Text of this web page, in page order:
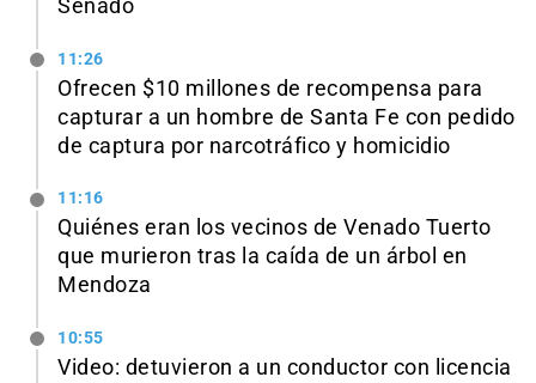
Senado
11:26
Ofrecen $10 millones de recompensa para
capturar a un hombre de Santa Fe con pedido
de captura por narcotráfico y homicidio
11:16
Quiénes eran los vecinos de Venado Tuerto
que murieron tras la caída de un árbol en
Mendoza
10:55
Video: detuvieron a un conductor con licencia